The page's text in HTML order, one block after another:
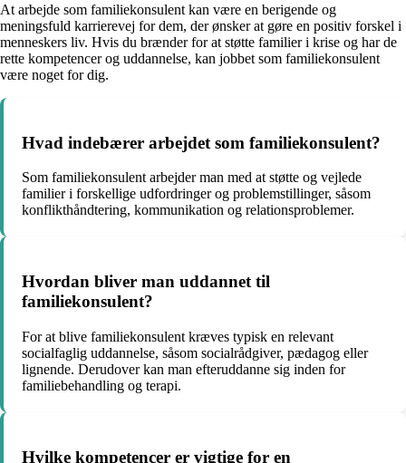
At arbejde som familiekonsulent kan være en berigende og
meningsfuld karrierevej for dem, der ønsker at gøre en positiv forskel i
menneskers liv. Hvis du brænder for at støtte familier i krise og har de
rette kompetencer og uddannelse, kan jobbet som familiekonsulent
være noget for dig.
Hvad indebærer arbejdet som familiekonsulent?
Som familiekonsulent arbejder man med at støtte og vejlede
familier i forskellige udfordringer og problemstillinger, såsom
konflikthåndtering, kommunikation og relationsproblemer.
Hvordan bliver man uddannet til
familiekonsulent?
For at blive familiekonsulent kræves typisk en relevant
socialfaglig uddannelse, såsom socialrådgiver, pædagog eller
lignende. Derudover kan man efteruddanne sig inden for
familiebehandling og terapi.
Hvilke kompetencer er vigtige for en